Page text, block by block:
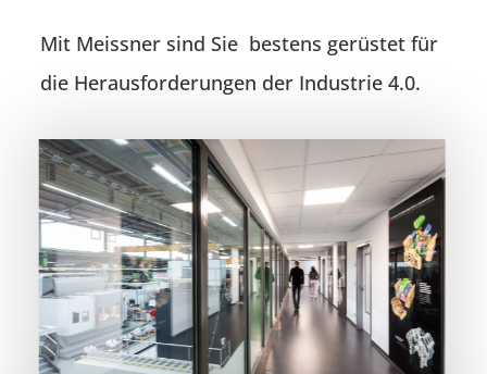
Mit Meissner sind Sie bestens gerüstet für
die Herausforderungen der Industrie 4.0.